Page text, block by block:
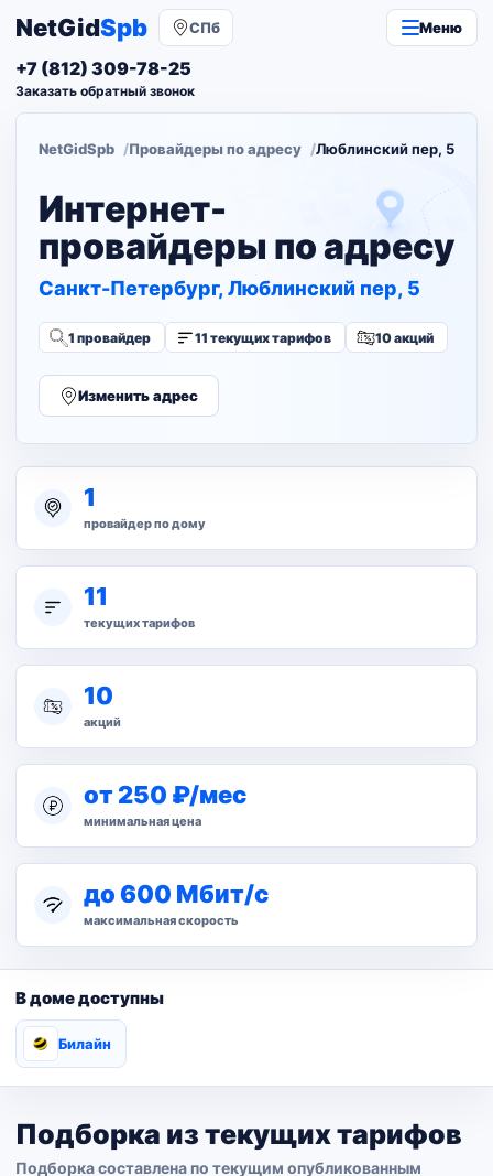
NetGidSpb СПб Меню
+7 (812) 309-78-25
Заказать обратный звонок
NetGidSpb Провайдеры по адресу Люблинский пер, 5
Интернет-
провайдеры по адресу
Санкт-Петербург, Люблинский пер, 5
1 провайдер 11 текущих тарифов 10 акций
Изменить адрес
1
провайдер по дому
11
текущих тарифов
10
акций
от 250 ₽/мес
минимальная цена
до 600 Мбит/с
максимальная скорость
В доме доступны
Билайн
Подборка из текущих тарифов
Подборка составлена по текущим опубликованным